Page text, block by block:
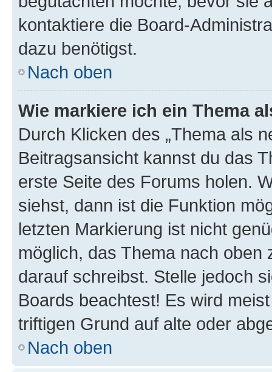
kontaktiere die Board-
dazu benötigst.
Nach oben
Wie markiere ich ein Thema
Durch Klicken des „Thema als
Beitragsansicht kannst du das
erste Seite des Forums holen.
siehst, dann ist die Funktion
letzten Markierung ist nicht
möglich, das Thema nach oben
darauf schreibst. Stelle jedoch
Boards beachtest! Es wird
triftigen Grund auf alte oder
Nach oben